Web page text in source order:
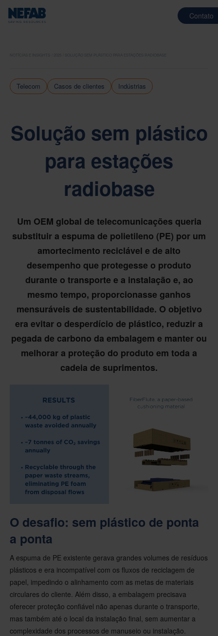
Contato
NOTÍCIAS E INSIGHTS SOLUÇÃO SEM PLÁSTICO PARA ESTAÇÕES RADIOBASE
Telecom Casos de clientes Indústrias
Solução sem plástico
para estações
radiobase
Um OEM global de telecomunicações queria
substituir a espuma de polietileno (PE) por um
amortecimento reciclável e de alto
desempenho que protegesse o produto
durante o transporte e a instalação e, ao
mesmo tempo, proporcionasse ganhos
mensuráveis de sustentabilidade. O objetivo
era evitar o desperdício de plástico, reduzir a
pegada de carbono da embalagem e manter ou
melhorar a proteção do produto em toda a
cadeia de suprimentos.
O desafio: sem plástico de ponta
a ponta
A espuma de PE existente gerava grandes volumes de resíduos
plásticos e era incompatível com os fluxos de reciclagem de
papel, impedindo o alinhamento com as metas de materiais
circulares do cliente. Além disso, a embalagem precisava
oferecer proteção confiável não apenas durante o transporte,
mas também até o local da instalação final, sem aumentar a
complexidade dos processos de manuseio ou instalação.